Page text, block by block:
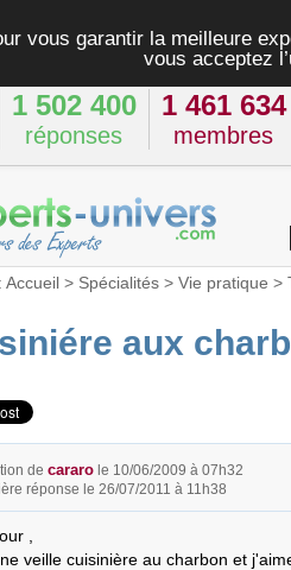
vous garantir la meilleure
vous acceptez
1 502 400
réponses
1 461 634
membres
Accueil> Spécialités> Vie pratique >
aux
de cararole 10/06/2009 à 07h32
réponse le 26/07/2011 à 11h38
,
veille cuisinière au charbon et